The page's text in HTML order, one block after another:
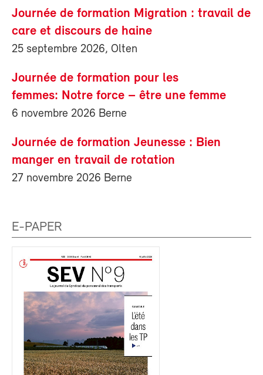
Journée de formation Migration : travail de
care et discours de haine
25 septembre 2026, Olten
Journée de formation pour les
femmes: Notre force – être une femme
6 novembre 2026 Berne
Journée de formation Jeunesse : Bien
manger en travail de rotation
27 novembre 2026 Berne
E-PAPER